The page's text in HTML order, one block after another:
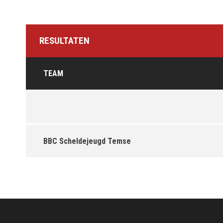
RESULTATEN
TEAM
BBC Scheldejeugd Temse